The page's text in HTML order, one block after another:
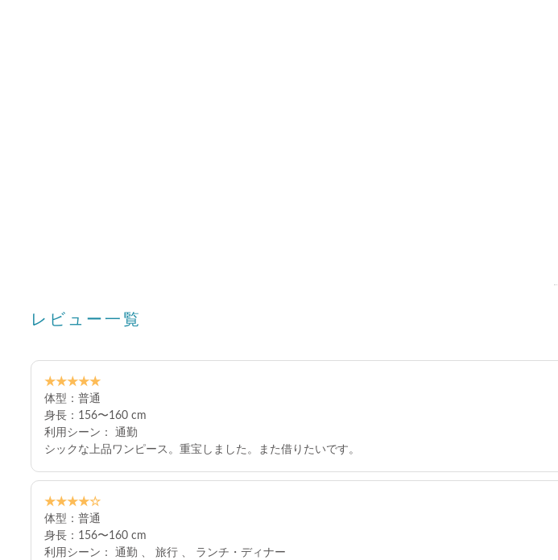
レビュー一覧
★★★★★
体型：普通
身長：156〜160 cm
利用シーン： 通勤
シックな上品ワンピース。重宝しました。また借りたいです。
★★★★☆
体型：普通
身長：156〜160 cm
利用シーン： 通勤 、 旅行 、 ランチ・ディナー